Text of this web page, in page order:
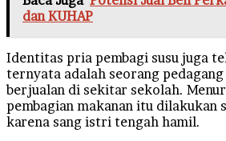
dan KUHAP
Identitas pria pembagi susu juga
ternyata adalah seorang
berjualan di sekitar sekolah.
pembagian makanan itu dilakukan
karena sang istri tengah hamil.